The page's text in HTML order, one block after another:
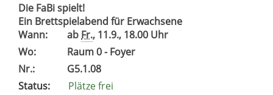
Die FaBi spielt!
Ein Brettspielabend für Erwachsene
Wann:
ab Fr., 11.9., 18.00 Uhr
Wo:
Raum 0 - Foyer
Nr.:
G5.1.08
Status:
Plätze frei